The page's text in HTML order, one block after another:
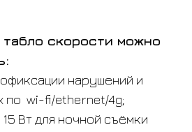
скорости можно
нарушений и
по wi-fi/ethernet/4g;
Вт для ночной съёмки